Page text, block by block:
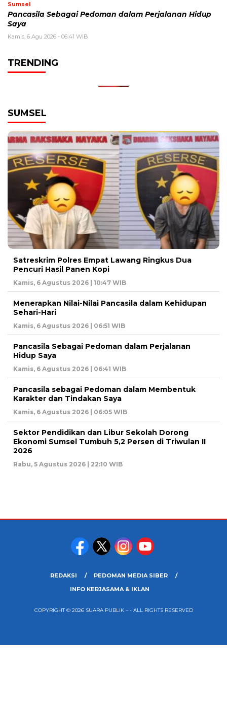
Sumsel
Pancasila Sebagai Pedoman dalam Perjalanan Hidup
Saya
Kamis, 6 Agu 2026 - 06:41 WIB
TRENDING
SUMSEL
Satreskrim Polres Empat Lawang Ringkus Dua
Pencuri Hasil Panen Kopi
Kamis, 6 Agustus 2026 | 10:47 WIB
Menerapkan Nilai-Nilai Pancasila dalam Kehidupan
Sehari-Hari
Kamis, 6 Agustus 2026 | 06:51 WIB
Pancasila Sebagai Pedoman dalam Perjalanan
Hidup Saya
Kamis, 6 Agustus 2026 | 06:41 WIB
Pancasila sebagai Pedoman dalam Membentuk
Karakter dan Tindakan Saya
Kamis, 6 Agustus 2026 | 06:05 WIB
Sektor Pendidikan dan Libur Sekolah Dorong
Ekonomi Sumsel Tumbuh 5,2 Persen di Triwulan II
2026
Rabu, 5 Agustus 2026 | 22:10 WIB
REDAKSI
PEDOMAN MEDIA SIBER
INFO KERJASAMA & IKLAN
COPYRIGHT © 2026 SUARA PUBLIK – - ALL RIGHTS RESERVED